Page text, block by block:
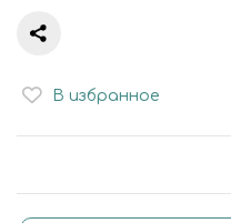
В избранное